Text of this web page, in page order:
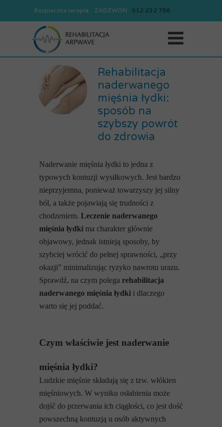
Bezpieczna terapia. ZADZWOŃ 512 232 756
REJESTRACJA 512 232 756
Rehabilitacja
naderwanego
mięśnia łydki:
sposób na
szybszy powrót
do zdrowia
Naderwanie mięśnia łydki to jedna z
typowych kontuzji wysiłkowych. Jest bardzo
nieprzyjemna, ponieważ towarzyszy jej silny
ból, a także pojawiają się trudności z
chodzeniem. Leczenie naderwanego
mięśnia łydki ma charakter głównie
objawowy, jednak istnieją sposoby, by
szybciej wrócić do pełnej sprawności, „przy
okazji” minimalizując ryzyko nawrotu urazu.
Sprawdź, na czym polega rehabilitacja
naderwanego mięśnia łydki i dlaczego
warto się jej poddać.
Czym właściwie jest naderwanie
mięśnia łydki?
Ludzkie mięśnie składają się z tzw. włókien
mięśniowych. W wyniku osłabienia może
dojść do przerwania ich ciągłości, co jest dość
powszechną kontuzją u osób aktywnych